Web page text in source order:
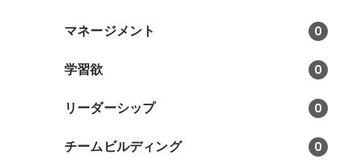
マネージメント 0
学習欲 0
リーダーシップ 0
チームビルディング 0